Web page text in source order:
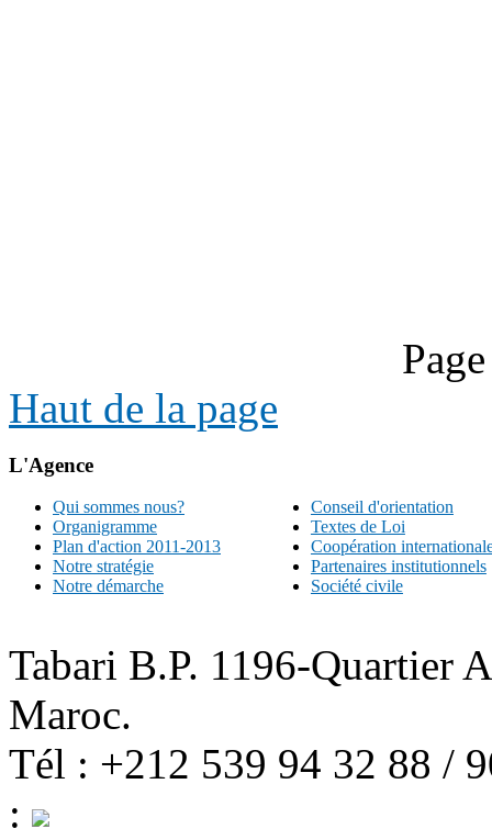
Haut de la page
L'Agence
Qui sommes nous?
Organigramme
Plan d'action 2011-2013
Notre stratégie
Notre démarche
Conseil d'orientation
Textes de Loi
Coopération
Partenaires institutionnels
Société civile
Tabari B.P. 1196-Quartier
Maroc.
Tél : +212 539 94 32 88 /
: